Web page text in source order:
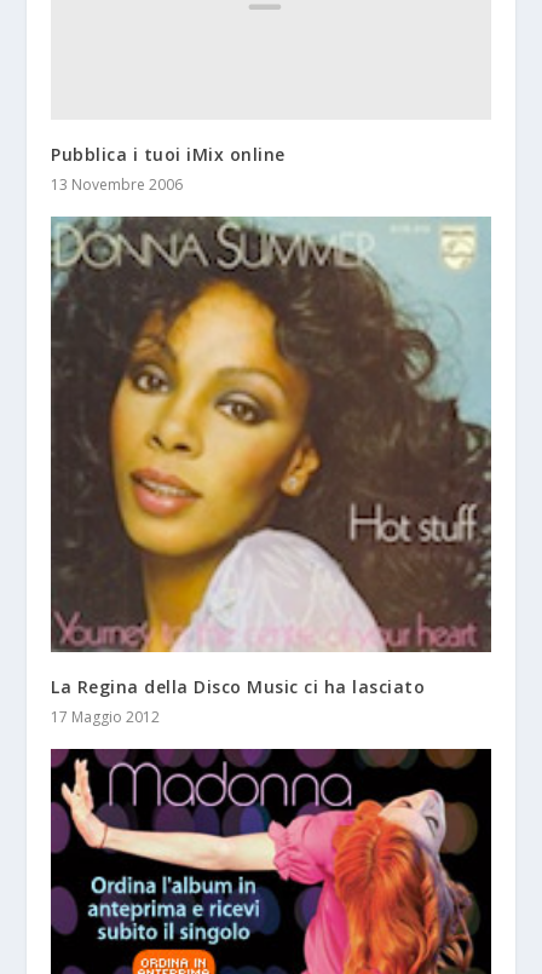
Pubblica i tuoi iMix online
13 Novembre 2006
La Regina della Disco Music ci ha lasciato
17 Maggio 2012